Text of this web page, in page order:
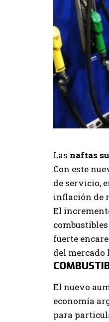
Las naftas
Con este
de servicio,
inflación de
El
fuerte
del mercado
El nuevo
economía
para